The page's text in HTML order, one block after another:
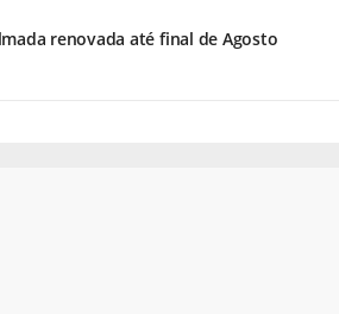
renovada até final de Agosto